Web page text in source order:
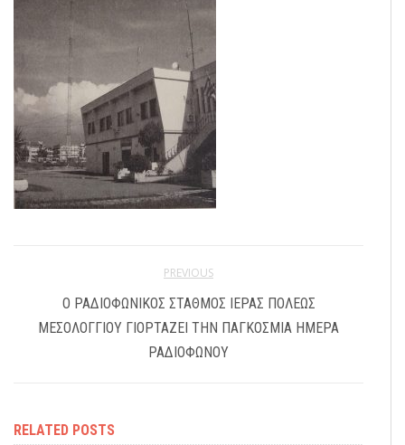
PREVIOUS
Ο ΡΑΔΙΟΦΩΝΙΚΟΣ ΣΤΑΘΜΟΣ ΙΕΡΑΣ ΠΟΛΕΩΣ
ΜΕΣΟΛΟΓΓΙΟΥ ΓΙΟΡΤΑΖΕΙ ΤΗΝ ΠΑΓΚΟΣΜΙΑ ΗΜΕΡΑ
ΡΑΔΙΟΦΩΝΟΥ
RELATED POSTS